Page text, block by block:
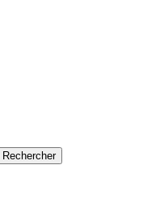
Rechercher